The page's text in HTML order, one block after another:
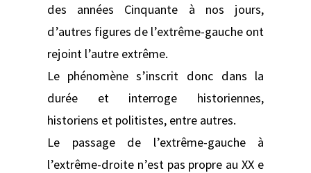
des années Cinquante à nos jours,
d’autres figures de l’extrême-gauche ont
rejoint l’autre extrême.
Le phénomène s’inscrit donc dans la
durée et interroge historiennes,
historiens et politistes, entre autres.
Le passage de l’extrême-gauche à
l’extrême-droite n’est pas propre au XX e